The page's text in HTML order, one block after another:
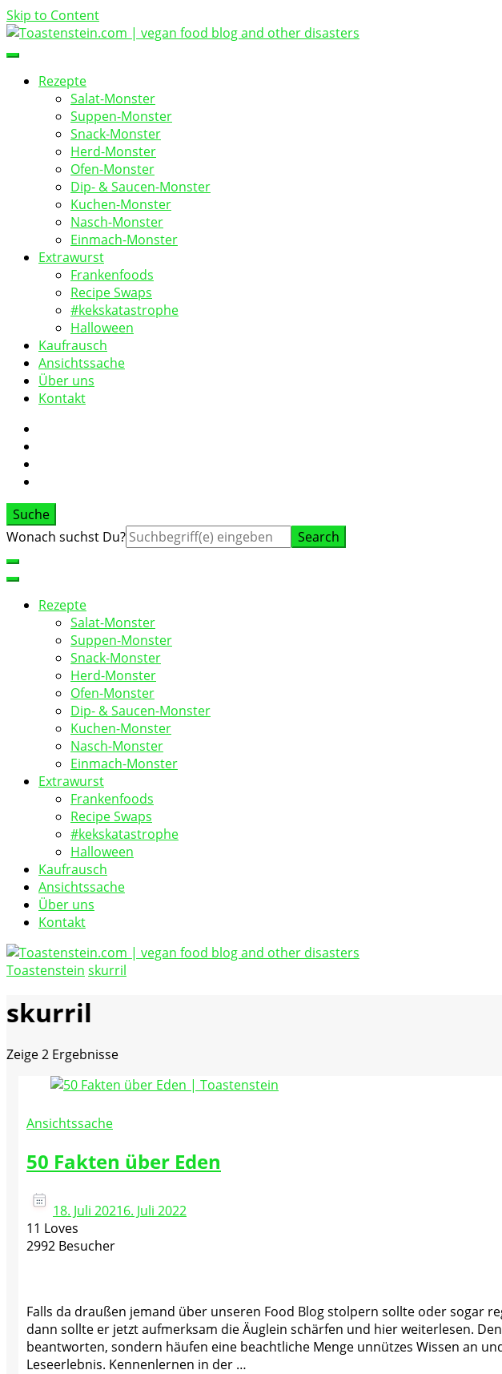
Skip to Content
Toastenstein.com
vegan food blog
Rezepte
Salat-Monster
Suppen-Monster
Snack-Monster
Herd-Monster
Ofen-Monster
Dip- & Saucen-Monster
Kuchen-Monster
Nasch-Monster
Einmach-Monster
Extrawurst
Frankenfoods
Recipe Swaps
#kekskatastrophe
Halloween
Kaufrausch
Ansichtssache
Über uns
Kontakt
Suche
Suche
Wonach suchst Du?
Rezepte
Salat-Monster
Suppen-Monster
Snack-Monster
Herd-Monster
Ofen-Monster
Dip- & Saucen-Monster
Kuchen-Monster
Nasch-Monster
Einmach-Monster
Extrawurst
Frankenfoods
Recipe Swaps
#kekskatastrophe
Halloween
Kaufrausch
Ansichtssache
Über uns
Kontakt
Toastenstein.com
Toastenstein skurril
skurril
Zeige2 Ergebnisse
Ansichtssache
50 Fakten über Eden
18. Juli 20216. Juli 2022
11 Loves
2992 Besucher
Falls da draußen jemand über unseren Food Blog stolpern sollte oder sogar
dann sollte er jetzt aufmerksam die Äuglein schärfen und hier weiterlesen.
beantworten, sondern häufen eine beachtliche Menge unnützes Wissen an
Leseerlebnis. Kennenlernen in der …